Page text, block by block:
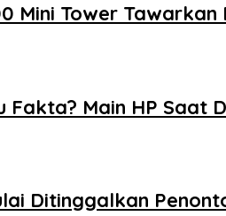
Mini Tower
Fakta? Main HP Saat
Ditinggalkan